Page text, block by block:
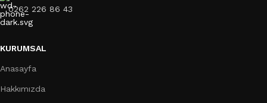
0262 226 86 43
KURUMSAL
Anasayfa
Hakkımızda